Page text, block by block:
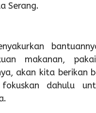
Serang.
makanan,
akan kita berikan
dahulu